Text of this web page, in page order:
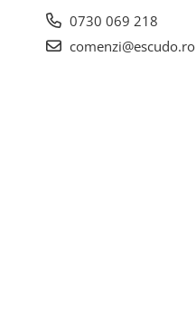
0730 069 218
comenzi@escudo.ro